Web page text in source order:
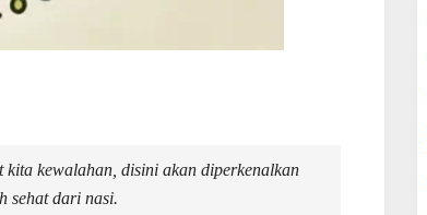
kita kewalahan, disini akan diperkenalkan
sehat dari nasi.